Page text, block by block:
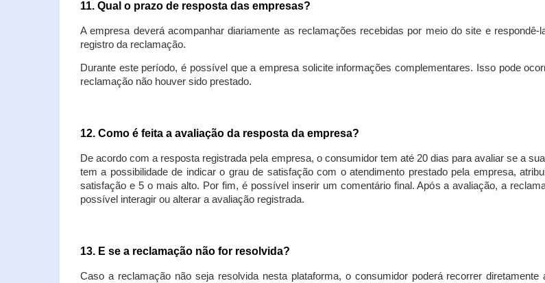
11. Qual o prazo de resposta das empresas?
A empresa deverá acompanhar diariamente as reclamações recebidas por meio do site e
registro da reclamação.
Durante este período, é possível que a empresa solicite informações complementares. Isso pode
reclamação não houver sido prestado.
12. Como é feita a avaliação da resposta da empresa?
De acordo com a resposta registrada pela empresa, o consumidor tem até 20 dias para avaliar se a
tem a possibilidade de indicar o grau de satisfação com o atendimento prestado pela empresa,
satisfação e 5 o mais alto. Por fim, é possível inserir um comentário final. Após a avaliação, a
possível interagir ou alterar a avaliação registrada.
13. E se a reclamação não for resolvida?
Caso a reclamação não seja resolvida nesta plataforma, o consumidor poderá recorrer